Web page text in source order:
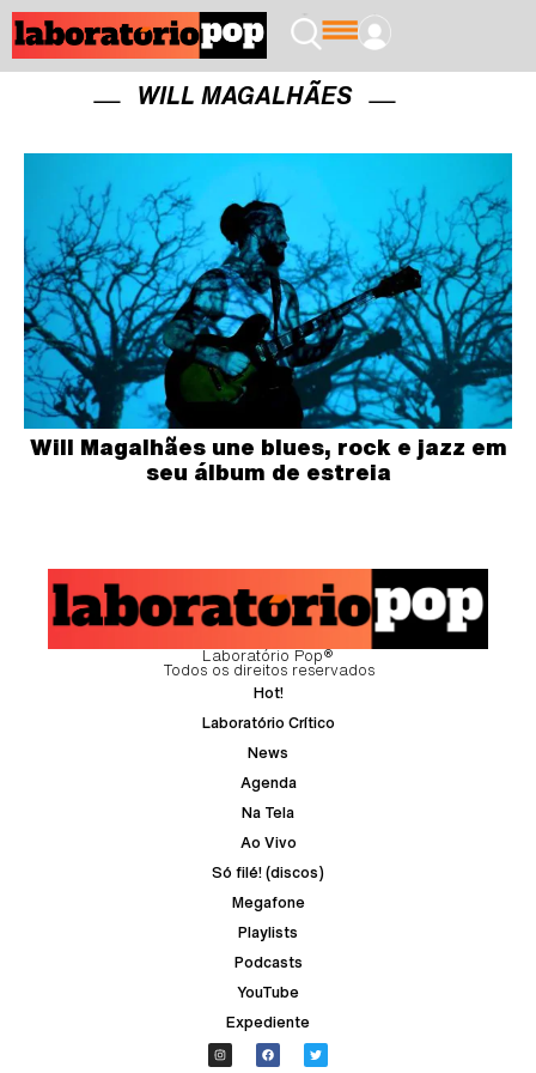
WILL MAGALHÃES
Will Magalhães une blues, rock e jazz em
seu álbum de estreia
Laboratório Pop®
Todos os direitos reservados
Hot!
Laboratório Crítico
News
Agenda
Na Tela
Ao Vivo
Só filé! (discos)
Megafone
Playlists
Podcasts
YouTube
Expediente